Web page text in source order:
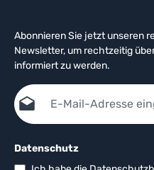
Abonnieren Sie jetzt unseren
Newsletter, um rechtzeitig
informiert zu werden.
E-Mail-Adresse*
Datenschutz